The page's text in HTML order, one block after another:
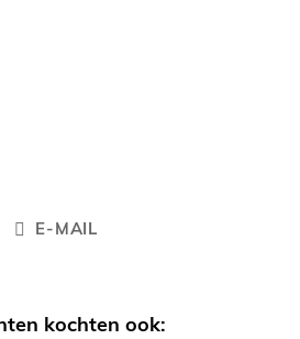
E-MAIL
kochten ook: